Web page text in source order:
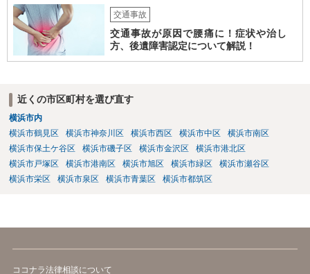
交通事故
交通事故が原因で腰痛に！症状や治し
方、後遺障害認定について解説！
近くの市区町村を選び直す
横浜市内
横浜市鶴見区
横浜市神奈川区 横浜市西区 横浜市中区
横浜市南区
横浜市保土ケ谷区
横浜市磯子区 横浜市金沢区
横浜市港北区
横浜市戸塚区
横浜市港南区 横浜市旭区 横浜市緑区
横浜市瀬谷区
横浜市栄区
横浜市泉区 横浜市青葉区 横浜市都筑区
ココナラ法律相談について